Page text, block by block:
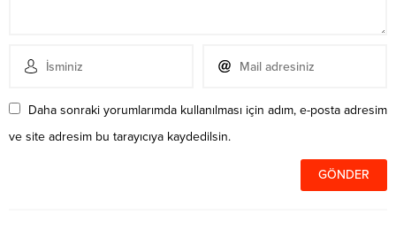
Daha sonraki yorumlarımda kullanılması için adım, e-posta adresim
ve site adresim bu tarayıcıya kaydedilsin.